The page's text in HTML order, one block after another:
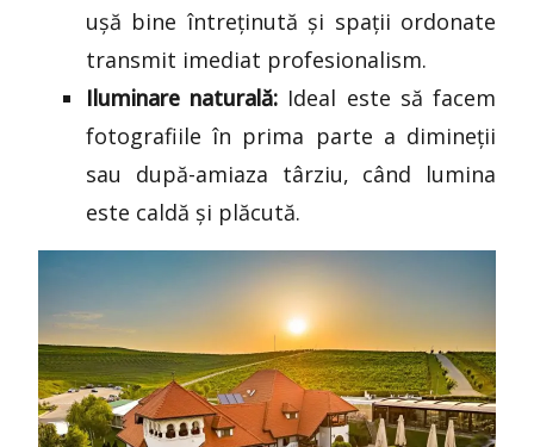
ușă bine întreținută și spații ordonate
transmit imediat profesionalism.
Iluminare naturală: Ideal este să facem
fotografiile în prima parte a dimineții
sau după-amiaza târziu, când lumina
este caldă și plăcută.